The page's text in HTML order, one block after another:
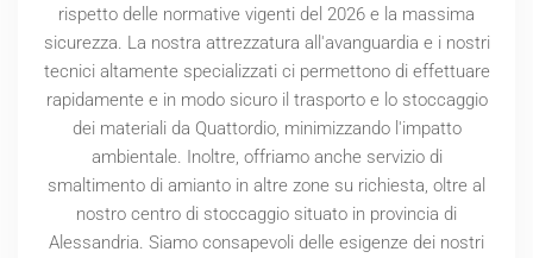
rispetto delle normative vigenti del 2026 e la massima
sicurezza. La nostra attrezzatura all'avanguardia e i nostri
tecnici altamente specializzati ci permettono di effettuare
rapidamente e in modo sicuro il trasporto e lo stoccaggio
dei materiali da Quattordio, minimizzando l'impatto
ambientale. Inoltre, offriamo anche servizio di
smaltimento di amianto in altre zone su richiesta, oltre al
nostro centro di stoccaggio situato in provincia di
Alessandria. Siamo consapevoli delle esigenze dei nostri